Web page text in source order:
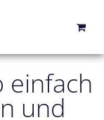
einfach
und